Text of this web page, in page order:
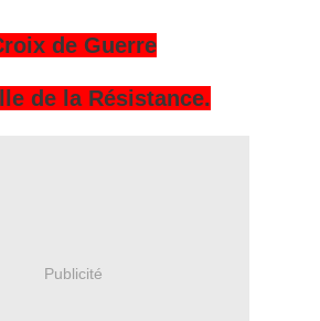
de Guerre
de la Résistance.
Publicité